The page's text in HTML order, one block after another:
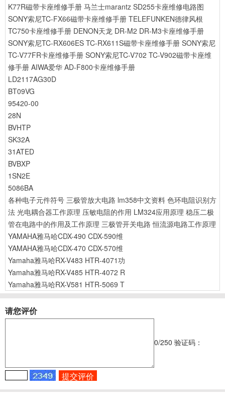
K77R磁带卡座维修手册 马兰士marantz SD255卡座维修电路图
SONY索尼TC-FX66磁带卡座维修手册 TELEFUNKEN德律风根
TC750卡座维修手册 DENON天龙 DR-M2 DR-M3卡座维修手册
SONY索尼TC-RX606ES TC-RX611S磁带卡座维修手册 SONY索尼
TC-V77FR卡座维修手册 SONY索尼TC-V702 TC-V902磁带卡座维
修手册 AIWA爱华 AD-F800卡座维修手册
LD2117AG30D
BT09VG
95420-00
28N
BVHTP
SK32A
31ATED
BVBXP
1SN2E
5086BA
各种电子元件符号 三极管放大电路 lm358中文资料 色环电阻识别方
法 光电耦合器工作原理 压敏电阻的作用 LM324应用原理 稳压二极
管在电路中的作用及工作原理 三极管开关电路 恒流源电路工作原理
YAMAHA雅马哈CDX-490 CDX-590维
YAMAHA雅马哈CDX-470 CDX-570维
Yamaha雅马哈RX-V483 HTR-4071功
Yamaha雅马哈RX-V485 HTR-4072 R
Yamaha雅马哈RX-V581 HTR-5069 T
请您评价
0/250 验证码：